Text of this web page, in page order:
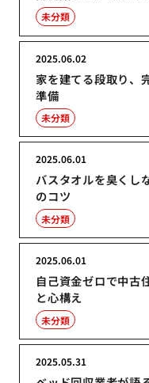
未分類
家を建てる段取り、
準備
2025.06.02
未分類
バスタオルを臭くし
のコツ
2025.06.01
未分類
自己資金ゼロで中古
と心構え
2025.06.01
未分類
2025.05.31